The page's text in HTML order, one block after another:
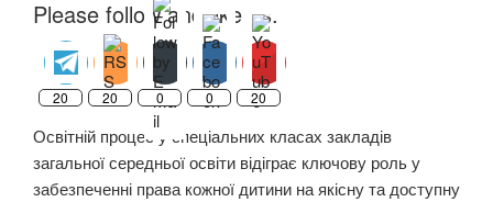
Please follow and like us:
20 20 0 0 20
Освітній процес у спеціальних класах закладів
загальної середньої освіти відіграє ключову роль у
забезпеченні права кожної дитини на якісну та доступну